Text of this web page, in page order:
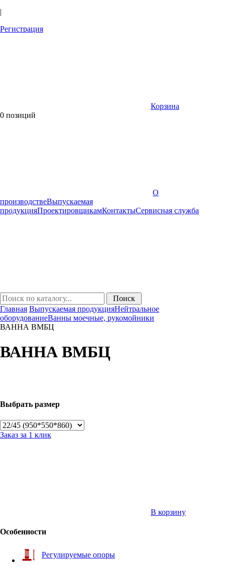
|
Регистрация
Корзина
0 позиций
О
производствеВыпускаемая
продукцияПроектировщикамКонтактыCервисная служба
Главная Выпускаемая продукцияНейтральное
оборудованиеВанны моечные, рукомойники
ВАННА ВМБЦ
ВАННА ВМБЦ
Выбрать размер
Заказ за 1 клик
В корзину
Особенности
Регулируемые опоры